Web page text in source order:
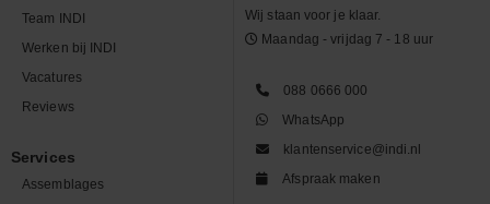
Team INDI
Werken bij INDI
Vacatures
Reviews
Services
Assemblages
Wij staan voor je klaar.
Maandag - vrijdag 7 - 18 uur
088 0666 000
WhatsApp
klantenservice@indi.nl
Afspraak maken